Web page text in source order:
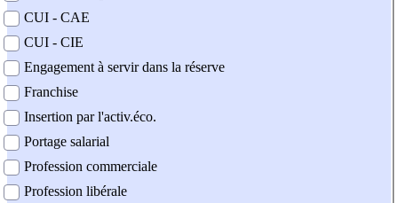
CUI - CAE
CUI - CIE
Engagement à servir dans la réserve
Franchise
Insertion par l'activ.éco.
Portage salarial
Profession commerciale
Profession libérale